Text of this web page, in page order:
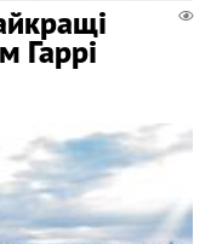
Гаррі